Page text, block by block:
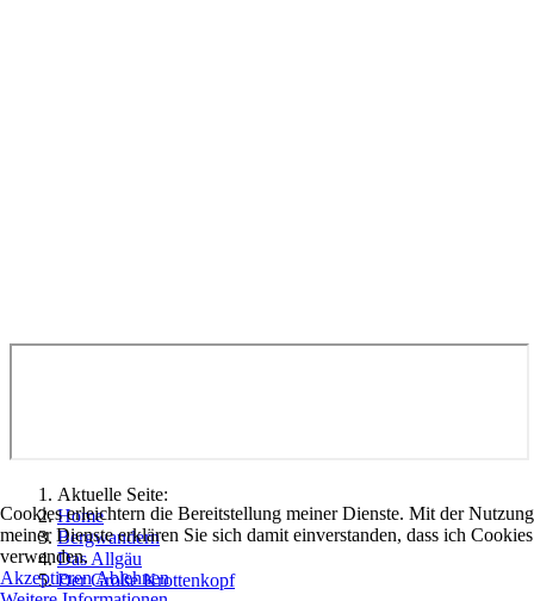
Aktuelle Seite:
Home
Bergwandern
Das Allgäu
Der Große Krottenkopf
Cookies erleichtern die Bereitstellung meiner Dienste. Mit der Nutzung
meiner Dienste erklären Sie sich damit einverstanden, dass ich Cookies
verwenden.
AkzeptierenAblehnen